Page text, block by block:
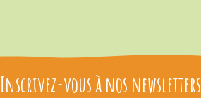
Inscrivez-vous à nos newsletters